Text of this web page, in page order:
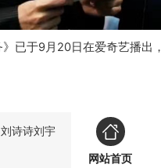
》已于9月20日在爱奇艺播出
诗诗刘宇
网站首页